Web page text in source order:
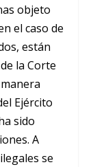
objeto
el caso de
están
la Corte
Ejército
sido
A
se